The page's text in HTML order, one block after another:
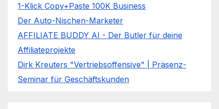
1-Klick Copy+Paste 100K Business
Der Auto-Nischen-Marketer
AFFILIATE BUDDY AI - Der Butler für deine
Affiliateprojekte
Dirk Kreuters "Vertriebsoffensive" | Präsenz-
Seminar für Geschäftskunden